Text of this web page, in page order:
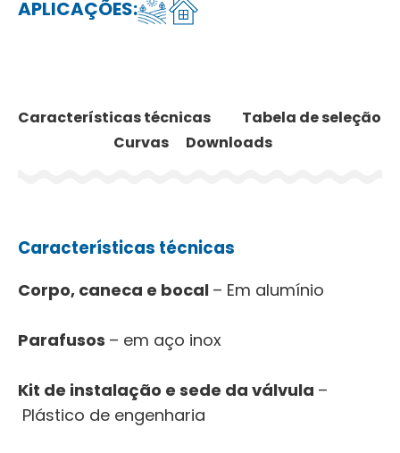
APLICAÇÕES:
Características técnicas
Tabela de seleção
Curvas
Downloads
Características técnicas
Corpo, caneca e bocal – Em alumínio
Parafusos – em aço inox
Kit de instalação e sede da válvula –
Plástico de engenharia